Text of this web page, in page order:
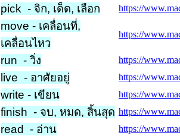
pick - จิก, เด็ด, เลือก https://
move - เคลื่อนที่,
เคลื่อนไหว
https://
run - วิ่ง
https://
live - อาศัยอยู่
https://
write - เขียน
https://
finish - จบ, หมด, สิ้นสุด https://
read - อ่าน
https://